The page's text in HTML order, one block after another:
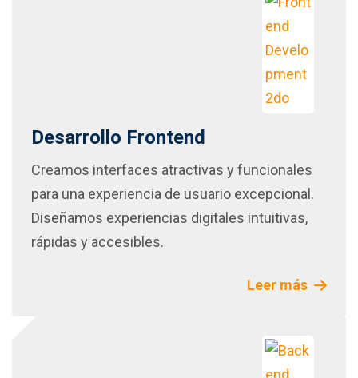
Desarrollo Frontend
Creamos interfaces atractivas y funcionales
para una experiencia de usuario excepcional.
Diseñamos experiencias digitales intuitivas,
rápidas y accesibles.
Leer más